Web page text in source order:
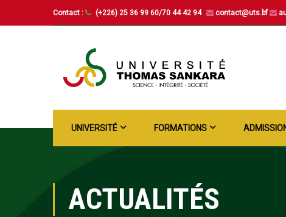
Contact : (+226) 25 36 99 60/70 44 42 94 contact@uts.bf
UNIVERSITÉ FORMATIONS
ACTUALITÉS